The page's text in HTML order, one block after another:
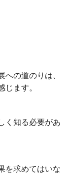
の道のりは、
じます。
く知る必要があ
を求めてはいな